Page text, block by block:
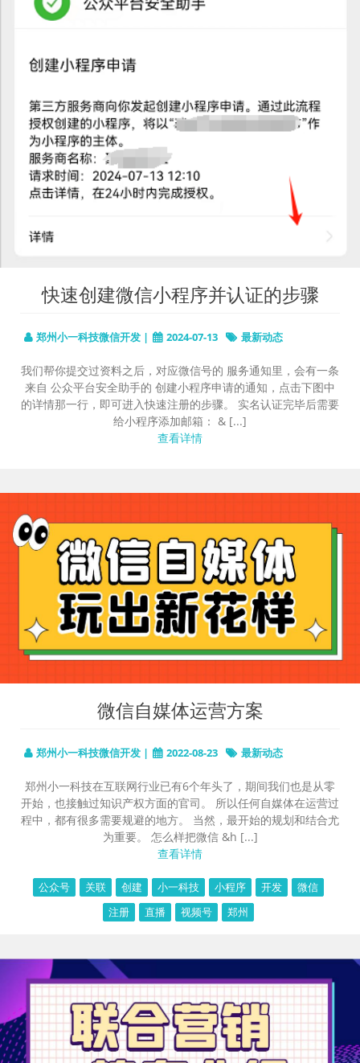
快速创建微信小程序并认证的步骤
郑州小一科技微信开发 | 2024-07-13 最新动态
我们帮你提交过资料之后，对应微信号的 服务通知里，会有一条
来自 公众平台安全助手的 创建小程序申请的通知，点击下图中
的详情那一行，即可进入快速注册的步骤。 实名认证完毕后需要
给小程序添加邮箱： & [...]
查看详情
微信自媒体运营方案
郑州小一科技微信开发 | 2022-08-23 最新动态
郑州小一科技在互联网行业已有6个年头了，期间我们也是从零
开始，也接触过知识产权方面的官司。 所以任何自媒体在运营过
程中，都有很多需要规避的地方。 当然，最开始的规划和结合尤
为重要。 怎么样把微信 &h [...]
查看详情
公众号 关联 创建 小一科技 小程序 开发
微信
注册
直播 视频号 郑州